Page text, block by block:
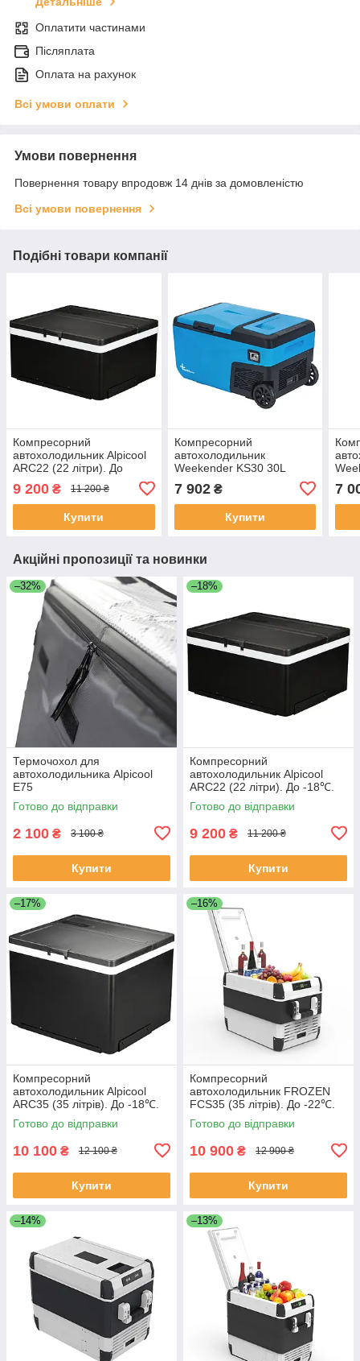
Оплатити частинами
Післяплата
Оплата на рахунок
Всі умови оплати
Умови повернення
Повернення товару впродовж 14 днів за домовленістю
Всі умови повернення
Подібні товари компанії
Компресорний
автохолодильник Alpicool
АRC22 (22 літри). До
вольт
9 200 ₴ 11 200 ₴
Купити
Компресорний
автохолодильник
Weekender KS30 30L
7 902₴
Купити
7
Акційні пропозиції та новинки
–32%
Термочохол для
автохолодильника Alpicool
E75
Готово до відправки
2 100 ₴ 3 100 ₴
Купити
–18%
Компресорний
автохолодильник Alpicool
АRC22 (22 літри). До -18℃.
Живлення 12, 24 вольт
Готово до відправки
9 200 ₴ 11 200 ₴
Купити
–17%
Компресорний
автохолодильник Alpicool
АRC35 (35 літрів). До -18℃.
Живлення 12, 24 вольт
Готово до відправки
10 100 ₴ 12 100 ₴
Купити
–16%
Компресорний
автохолодильник FROZEN
FCS35 (35 літрів). До -22℃.
Живлення 12, 24, 220 вольт
Готово до відправки
10 900 ₴ 12 900 ₴
Купити
–14% –13%